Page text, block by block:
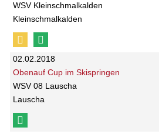
WSV Kleinschmalkalden
Kleinschmalkalden
02.02.2018
Obenauf Cup im Skispringen
WSV 08 Lauscha
Lauscha